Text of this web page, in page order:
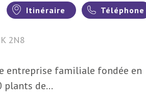
2N8
Téléphone
Itinéraire
entreprise familiale fondée en
plants de...